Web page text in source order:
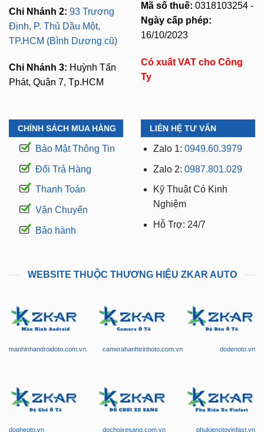
Chi Nhánh 2: 93 Trương
Định, P. Thủ Dầu Một,
TP.HCM (Bình Dương cũ)
Chi Nhánh 3: Huỳnh Tấn
Phát, Quận 7, Tp.HCM
Mã số thuế: 0318103254 -
Ngày cấp phép:
16/10/2023
Có xuất VAT cho Công
Ty
CHÍNH SÁCH MUA HÀNG
Bảo Mật Thông Tin
Đổi Trả Hàng
Thanh Toán
Vận Chuyển
Bảo hành
LIÊN HỆ TƯ VẤN
Zalo 1: 0949.60.3979
Zalo 2: 0987.801.029
Kỹ Thuật Có Kinh
Nghiệm
Hỗ Trợ: 24/7
WEBSITE THUỘC THƯƠNG HIỆU ZKAR AUTO
manhinhandroidoto.com.vn camerahanhtrinhoto.com.vn dodenoto.vn
dogheoto.vn dochoixesang.com.vn phukienotovinfast.vn